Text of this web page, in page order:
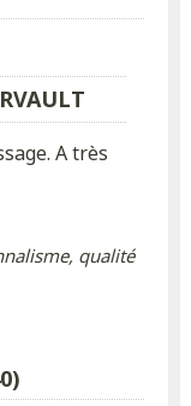
A très
qualité